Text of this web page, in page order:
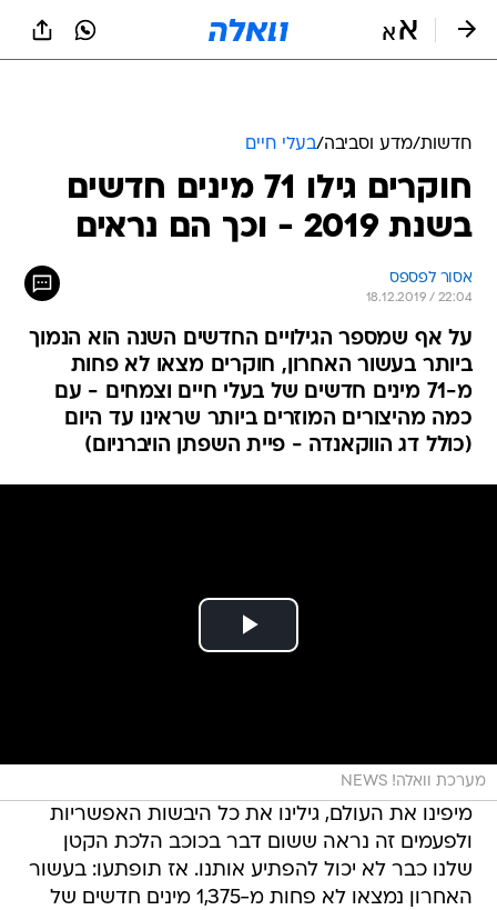
חדשות/מדע וסביבה/בעלי חיים
חוקרים גילו 71 מינים חדשים
בשנת 2019 - וכך הם נראים
אסור לפספס
18.12.2019 / 22:04
על אף שמספר הגילויים החדשים השנה הוא הנמוך
ביותר בעשור האחרון, חוקרים מצאו לא פחות
מ-71 מינים חדשים של בעלי חיים וצמחים - עם
כמה מהיצורים המוזרים ביותר שראינו עד היום
(כולל דג הווקאנדה - פיית השפתן הויברניום)
מערכת וואלה! NEWS
מיפינו את העולם, גילינו את כל היבשות האפשריות
ולפעמים זה נראה ששום דבר בכוכב הלכת הקטן
שלנו כבר לא יכול להפתיע אותנו. אז תופתעו: בעשור
האחרון נמצאו לא פחות מ-1,375 מינים חדשים של